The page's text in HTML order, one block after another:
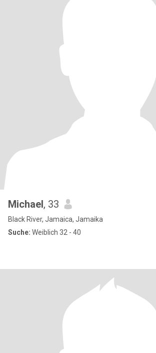
Michael, 33
Black River, Jamaica, Jamaika
Suche: Weiblich 32 - 40